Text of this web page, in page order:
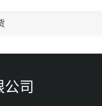
司